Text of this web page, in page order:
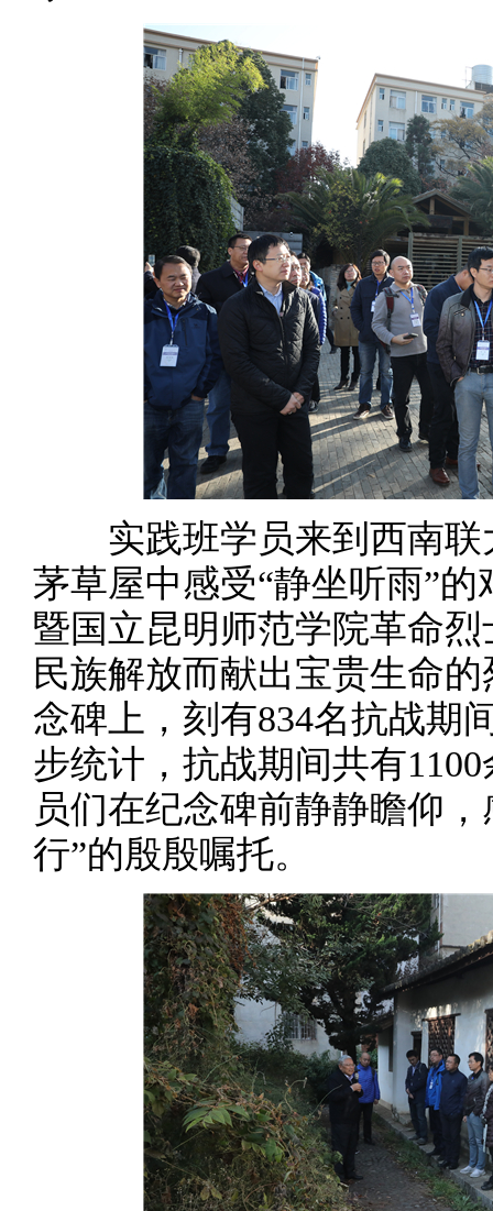
实践班学员来到西南联
茅草屋中感受“静坐听雨”
暨国立昆明师范学院革命
民族解放而献出宝贵生命
念碑上，刻有834名抗战期
步统计，抗战期间共有
员们在纪念碑前静静瞻仰
行”的殷殷嘱托。